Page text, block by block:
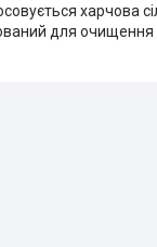
харчова
для